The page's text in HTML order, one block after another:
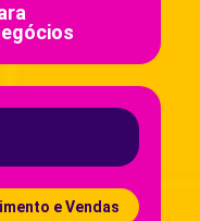
e Vendas